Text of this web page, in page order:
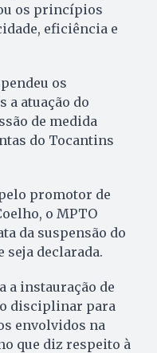
os princípios
eficiência e
os
a atuação do
de medida
do Tocantins
promotor de
o MPTO
da suspensão do
seja declarada.
a instauração de
disciplinar para
envolvidos na
que diz respeito à